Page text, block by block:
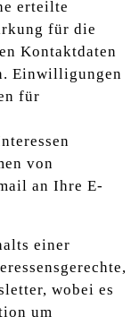
erteilte
für die
Kontaktdaten
Einwilligungen
für
von
an Ihre E-
einer
wobei es
um